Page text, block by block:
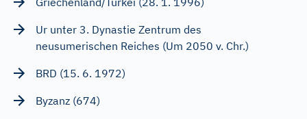
Ur unter 3. Dynastie Zentrum des
neusumerischen Reiches (Um 2050 v. Chr.)
BRD (15. 6. 1972)
Byzanz (674)